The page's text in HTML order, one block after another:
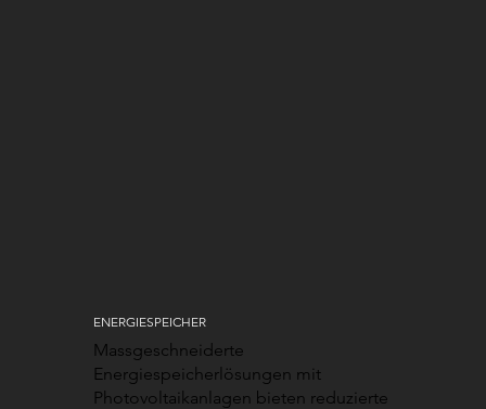
ENERGIESPEICHER
Massgeschneiderte
Energiespeicherlösungen mit
Photovoltaikanlagen bieten reduzierte